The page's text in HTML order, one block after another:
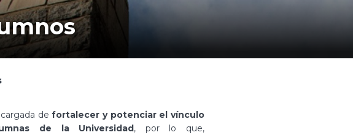
defortalecer y potenciar el vínculo
de la Universidad , por lo que,